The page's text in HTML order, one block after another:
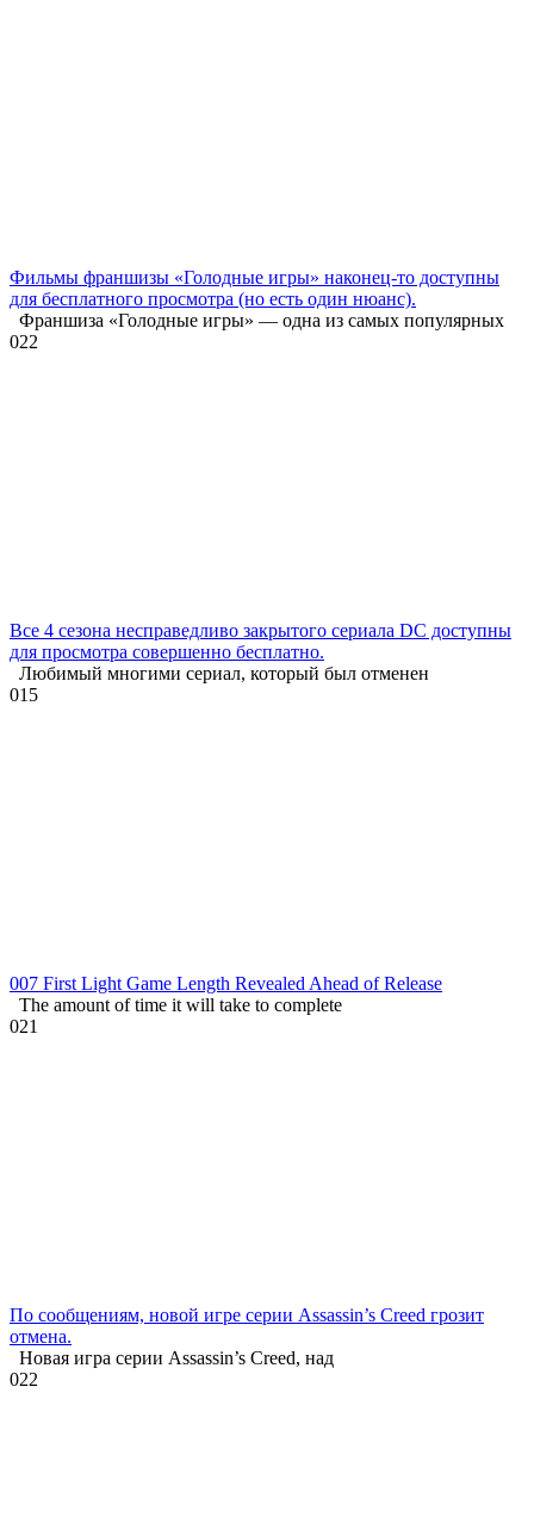
Фильмы франшизы «Голодные игры» наконец-то доступны
для бесплатного просмотра (но есть один нюанс).
Франшиза «Голодные игры» — одна из самых популярных
022
Все 4 сезона несправедливо закрытого сериала DC доступны
для просмотра совершенно бесплатно.
Любимый многими сериал, который был отменен
015
007 First Light Game Length Revealed Ahead of Release
The amount of time it will take to complete
021
По сообщениям, новой игре серии Assassin’s Creed грозит
отмена.
Новая игра серии Assassin’s Creed, над
022